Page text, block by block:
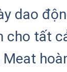
dao
tất
Meat